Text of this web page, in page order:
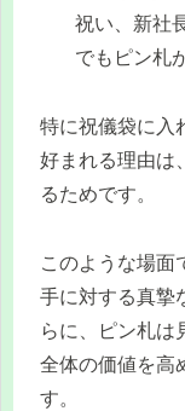
祝い、新社
でもピン札
特に祝儀袋に入
好まれる理由は
るためです。
このような場面
手に対する真摯
らに、ピン札は
全体の価値を高
す。